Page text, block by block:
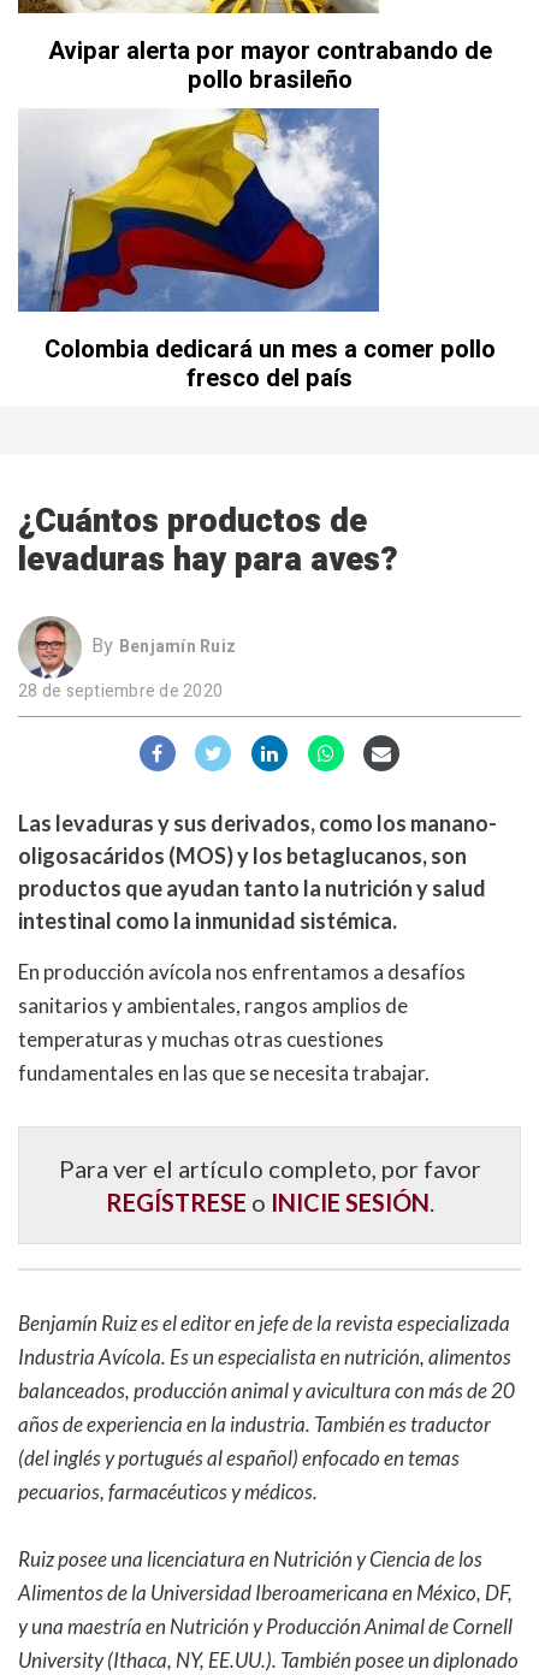
Avipar alerta por mayor contrabando de
pollo brasileño
Colombia dedicará un mes a comer pollo
fresco del país
¿Cuántos productos de
levaduras hay para aves?
By Benjamín Ruiz
28 de septiembre de 2020
Las levaduras y sus derivados, como los manano-
oligosacáridos (MOS) y los betaglucanos, son
productos que ayudan tanto la nutrición y salud
intestinal como la inmunidad sistémica.
En producción avícola nos enfrentamos a desafíos
sanitarios y ambientales, rangos amplios de
temperaturas y muchas otras cuestiones
fundamentales en las que se necesita trabajar.
Para ver el artículo completo, por favor
REGÍSTRESE o INICIE SESIÓN.
Benjamín Ruiz es el editor en jefe de la revista especializada
Industria Avícola. Es un especialista en nutrición, alimentos
balanceados, producción animal y avicultura con más de 20
años de experiencia en la industria. También es traductor
(del inglés y portugués al español) enfocado en temas
pecuarios, farmacéuticos y médicos.
Ruiz posee una licenciatura en Nutrición y Ciencia de los
Alimentos de la Universidad Iberoamericana en México, DF,
y una maestría en Nutrición y Producción Animal de Cornell
University (Ithaca, NY, EE.UU.). También posee un diplonado